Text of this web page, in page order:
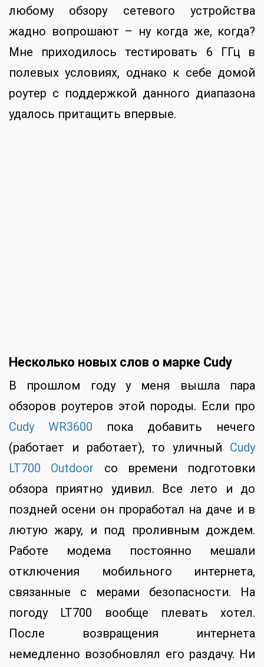
любому обзору сетевого устройства
жадно вопрошают – ну когда же, когда?
Мне приходилось тестировать 6 ГГц в
полевых условиях, однако к себе домой
роутер с поддержкой данного диапазона
удалось притащить впервые.
Несколько новых слов о марке Cudy
В прошлом году у меня вышла пара
обзоров роутеров этой породы. Если про
Cudy WR3600 пока добавить нечего
(работает и работает), то уличный Cudy
LT700 Outdoor со времени подготовки
обзора приятно удивил. Все лето и до
поздней осени он проработал на даче и в
лютую жару, и под проливным дождем.
Работе модема постоянно мешали
отключения мобильного интернета,
связанные с мерами безопасности. На
погоду LT700 вообще плевать хотел.
После возвращения интернета
немедленно возобновлял его раздачу. Ни